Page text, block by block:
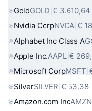
GoldGOLD € 3.610,64
Nvidia CorpNVDA €
Alphabet Inc Class A
Apple Inc.AAPL €
Microsoft CorpMSFT
SilverSILVER € 53,38
Amazon.com IncAMZN